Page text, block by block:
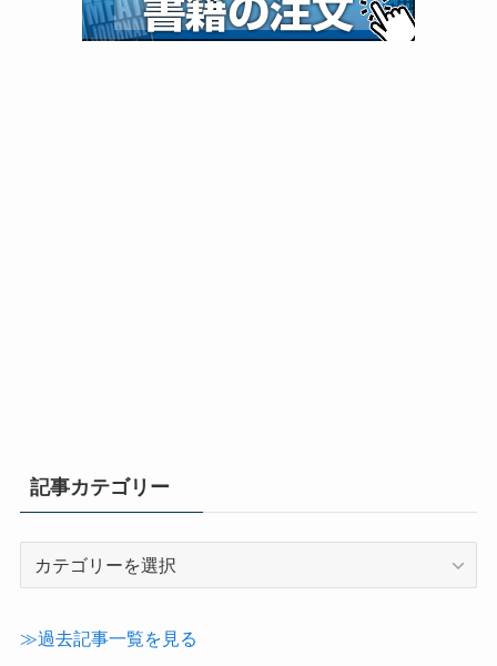
記事カテゴリー
テ
≫過去記事一覧を見る